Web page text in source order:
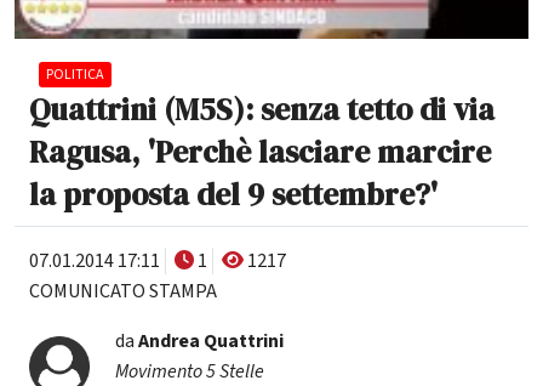
POLITICA
Quattrini (M5S): senza tetto di via
Ragusa, 'Perchè lasciare marcire
la proposta del 9 settembre?'
07.01.2014 17:11 1
1217
COMUNICATO STAMPA
daAndrea Quattrini
Movimento 5 Stelle